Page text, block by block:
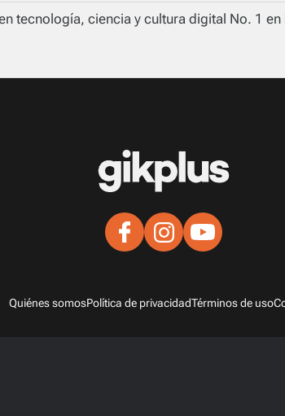
tecnología, ciencia y cultura digital No. 1
Quiénes somosPolítica de privacidadTérminos de uso